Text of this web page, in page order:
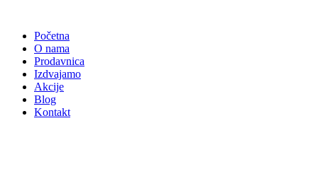
sadržajPočetna
O nama
Prodavnica
Izdvajamo
Akcije
Blog
Kontakt